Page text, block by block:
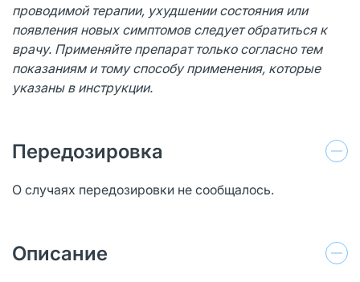
проводимой терапии, ухудшении состояния или
появления новых симптомов следует обратиться к
врачу. Применяйте препарат только согласно тем
показаниям и тому способу применения, которые
указаны в инструкции.
Передозировка
О случаях передозировки не сообщалось.
Описание